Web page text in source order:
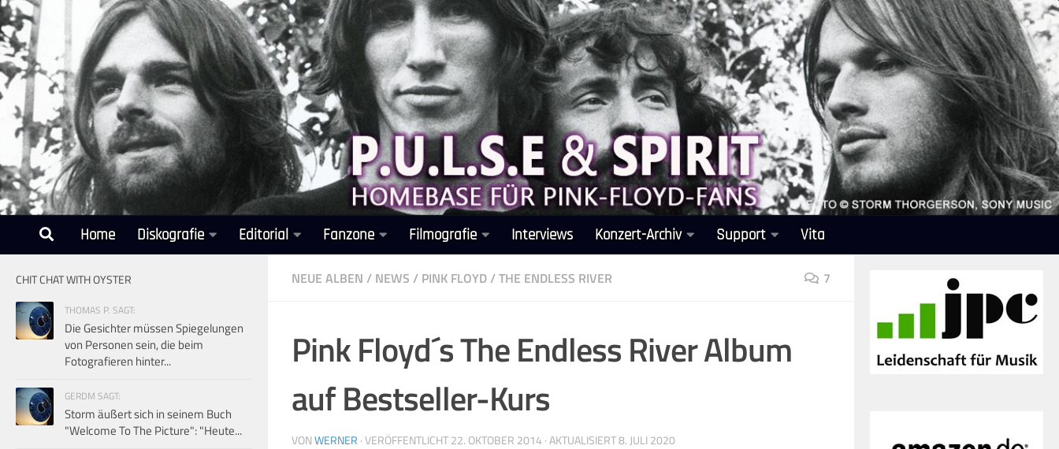
Unter dem Inhalt
Home Diskografie Editorial Fanzone Filmografie Interviews Konzert-Archiv Support Vita
NEUE ALBEN / NEWS / PINK FLOYD/THE ENDLESS RIVER 7
Pink Floyd´s The Endless River Album
auf Bestseller-Kurs
VONWERNER · VERÖFFENTLICHT22. OKTOBER 2014 · AKTUALISIERT8. JULI 2020
CHIT CHAT WITH OYSTER
THOMAS P. SAGT:
Die Gesichter müssen Spiegelungen
von Personen sein, die beim
Fotografieren hinter...
GERDM SAGT:
Storm äußert sich in seinem Buch
"Welcome To The Picture": "Heute...